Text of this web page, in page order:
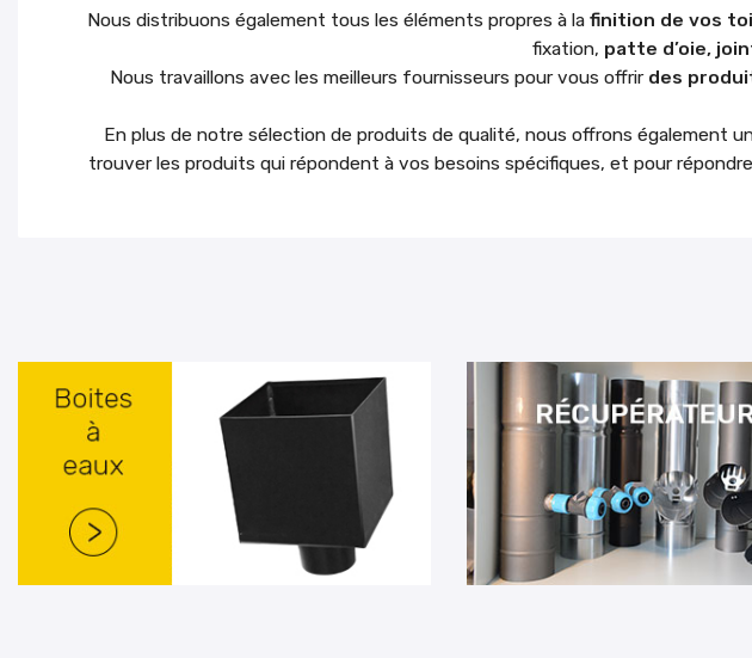
Nous distribuons également tous les éléments propres à la finition de vos
fixation, patte d’oie,
Nous travaillons avec les meilleurs fournisseurs pour vous offrir des
En plus de notre sélection de produits de qualité, nous offrons également
trouver les produits qui répondent à vos besoins spécifiques, et pour